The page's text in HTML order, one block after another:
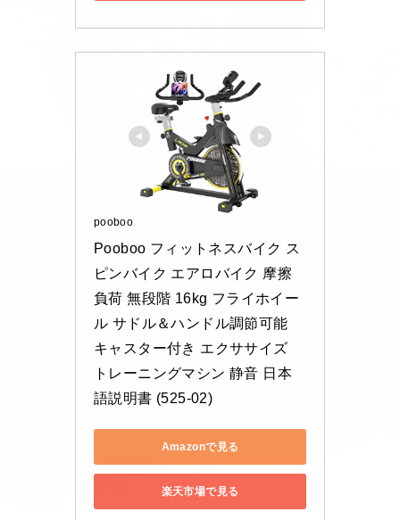
pooboo
Pooboo フィットネスバイク ス
ピンバイク エアロバイク 摩擦
負荷 無段階 16kg フライホイー
ル サドル＆ハンドル調節可能
キャスター付き エクササイズ
トレーニングマシン 静音 日本
語説明書 (525-02)
Amazonで見る
楽天市場で見る